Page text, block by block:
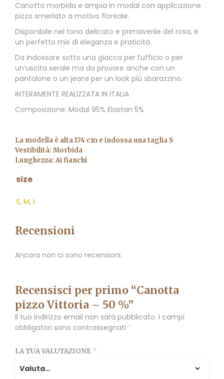
Canotta morbida e ampia in modal con applicazione
pizzo smerlato a motivo floreale.
Disponibile nel tono delicato e primaverile del rosa, è
un perfetto mix di eleganza e praticità.
Da indossare sotto una giacca per l’ufficio o per
un’uscita serale ma da provare anche con un
pantalone o un jeans per un look più sbarazzino.
INTERAMENTE REALIZZATA IN ITALIA
Composizione: Modal 95% Elastan 5%
La modella è alta 174 cm e indossa una taglia S
Vestibilità: Morbida
Lunghezza: Ai fianchi
size
S, M, L
Recensioni
Ancora non ci sono recensioni.
Recensisci per primo “Canotta
pizzo Vittoria – 50 %”
Il tuo indirizzo email non sarà pubblicato. I campi
obbligatori sono contrassegnati *
LA TUA VALUTAZIONE *